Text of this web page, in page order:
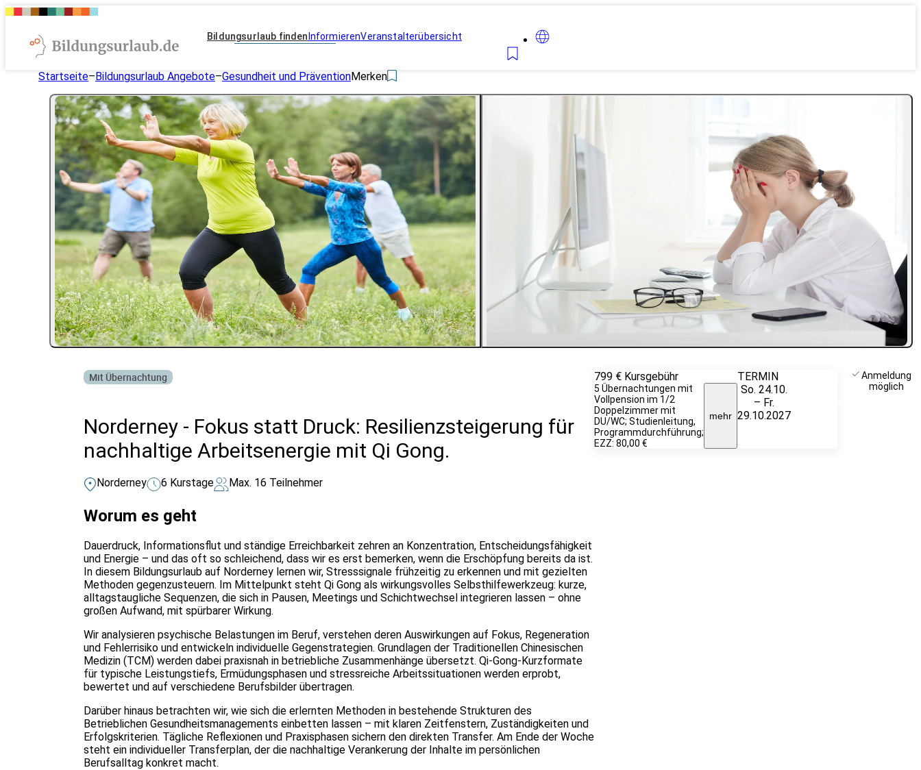
Bildungsurlaub finden InformierenVeranstalterübersicht
Startseite–Bildungsurlaub Angebote–Gesundheit und PräventionMerken
Mit Übernachtung
Norderney - Fokus statt Druck: Resilienzsteigerung für
nachhaltige Arbeitsenergie mit Qi Gong.
Norderney 6 Kurstage Max. 16 Teilnehmer
Worum es geht
Dauerdruck, Informationsflut und ständige Erreichbarkeit zehren an Konzentration, Entscheidungsfähigkeit
und Energie – und das oft so schleichend, dass wir es erst bemerken, wenn die Erschöpfung bereits da ist.
In diesem Bildungsurlaub auf Norderney lernen wir, Stresssignale frühzeitig zu erkennen und mit gezielten
Methoden gegenzusteuern. Im Mittelpunkt steht Qi Gong als wirkungsvolles Selbsthilfewerkzeug: kurze,
alltagstaugliche Sequenzen, die sich in Pausen, Meetings und Schichtwechsel integrieren lassen – ohne
großen Aufwand, mit spürbarer Wirkung.
Wir analysieren psychische Belastungen im Beruf, verstehen deren Auswirkungen auf Fokus, Regeneration
und Fehlerrisiko und entwickeln individuelle Gegenstrategien. Grundlagen der Traditionellen Chinesischen
Medizin (TCM) werden dabei praxisnah in betriebliche Zusammenhänge übersetzt. Qi-Gong-Kurzformate
für typische Leistungstiefs, Ermüdungsphasen und stressreiche Arbeitssituationen werden erprobt,
bewertet und auf verschiedene Berufsbilder übertragen.
Darüber hinaus betrachten wir, wie sich die erlernten Methoden in bestehende Strukturen des
Betrieblichen Gesundheitsmanagements einbetten lassen – mit klaren Zeitfenstern, Zuständigkeiten und
Erfolgskriterien. Tägliche Reflexionen und Praxisphasen sichern den direkten Transfer. Am Ende der Woche
steht ein individueller Transferplan, der die nachhaltige Verankerung der Inhalte im persönlichen
Berufsalltag konkret macht.
799 € Kursgebühr
5 Übernachtungen mit
Vollpension im 1/2
Doppelzimmer mit
DU/WC; Studienleitung,
Programmdurchführung;
EZZ: 80,00 €
mehr
TERMIN
So. 24.10.
– Fr.
29.10.2027
Anmeldung
möglich